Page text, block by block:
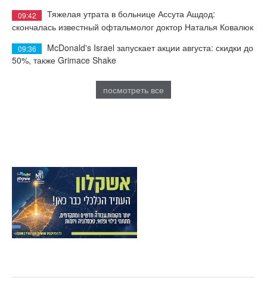
09:42
Тяжелая утрата в больнице Ассута Ашдод:
скончалась известный офтальмолог доктор Наталья Ковалюк
09:36
McDonald's Israel запускает акции августа: скидки до
50%, также Grimace Shake
посмотреть все